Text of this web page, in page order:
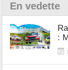
En vedette
: